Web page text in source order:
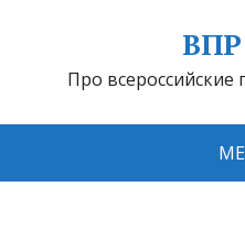
ВПР
Про